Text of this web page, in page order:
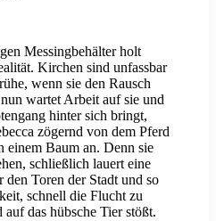
Messingbehälter holt
Kirchen sind unfassbar
wenn sie den Rausch
wartet Arbeit auf sie und
hinter sich bringt,
zögernd von dem Pferd
einem Baum an. Denn sie
schließlich lauert eine
den Toren der Stadt und so
schnell die Flucht zu
das hübsche Tier stößt.